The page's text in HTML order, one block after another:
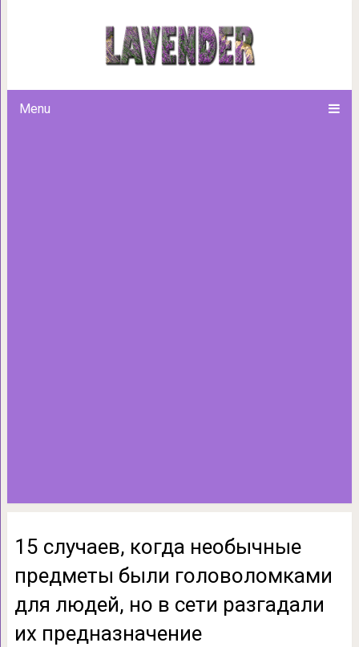
Menu
15 случаев, когда
головоломками для
15 случаев, когда необычные
предметы были головоломками
для людей, но в сети разгадали
их предназначение